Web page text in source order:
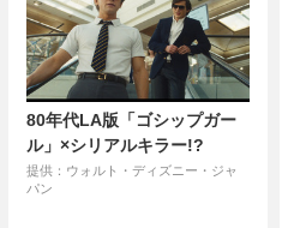
80年代LA版「ゴシップガー
ル」×シリアルキラー!?
提供：ウォルト・ディズニー・ジャ
パン